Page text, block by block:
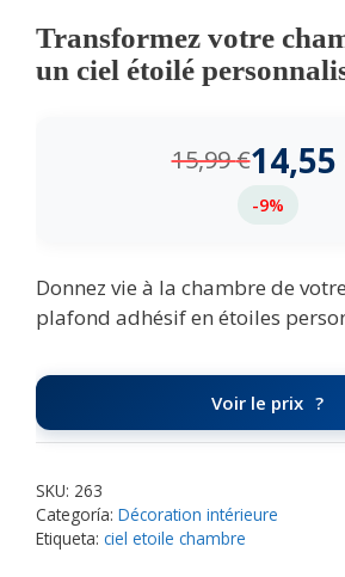
Transformez votre
un ciel étoilé
15,99€14,55
-9%
Donnez vie à la chambre de
plafond adhésif en étoiles
Voir le prix
SKU: 263
Categoría: Décoration intérieure
Etiqueta: ciel etoile chambre